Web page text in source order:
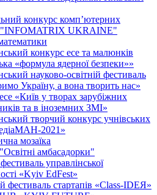
конкурс комп’ютерних
"INFOMATRIX UKRAINE"
конкурс есе та малюнків
«формула ядерної безпеки»»
науково-освітній фестиваль
Україну, а вона творить нас»
«Київ у творах зарубіжних
та в іноземних ЗМІ»
творчий конкурс учнівських
2021»
мозаїка
амбасадорки"
управлінської
«Kyiv EdFest»
фестиваль стартапів «Class-IDEЯ»